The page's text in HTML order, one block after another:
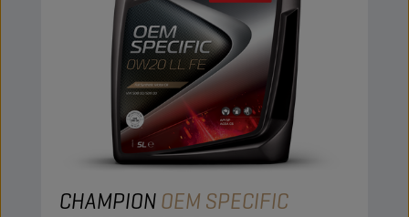
CHAMPIONOEM SPECIFIC